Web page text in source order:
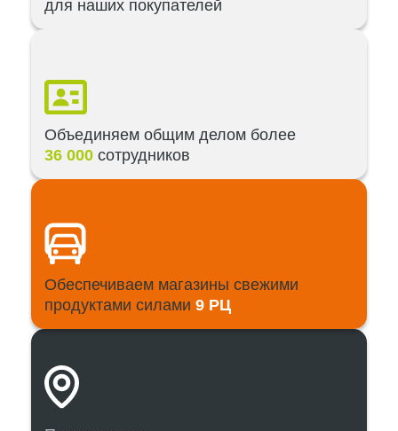
для наших покупателей
Объединяем общим делом более
36 000 сотрудников
Обеспечиваем магазины свежими
продуктами силами 9 РЦ